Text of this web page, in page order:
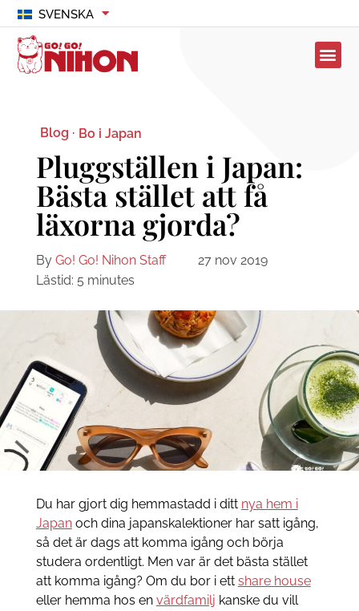
SVENSKA
Blog · Bo i Japan
Pluggställen i Japan:
Bästa stället att få
läxorna gjorda?
By Go! Go! Nihon Staff
27 nov 2019
Lästid: 5 minutes
Du har gjort dig hemmastadd i ditt nya hem i
Japanoch dina japanskalektioner har satt igång,
så det är dags att komma igång och börja
studera ordentligt. Men var är det bästa stället
att komma igång? Om du bor i ett share house
eller hemma hos en värdfamilj kanske du vill